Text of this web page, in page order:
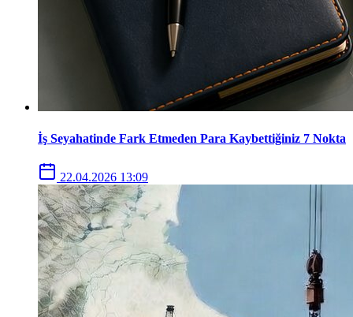
İş Seyahatinde Fark Etmeden Para Kaybettiğiniz 7 Nokta
22.04.2026 13:09